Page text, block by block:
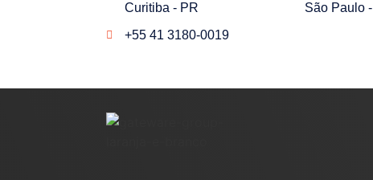
Curitiba - PR
+55 41 3180-0019
São Paulo